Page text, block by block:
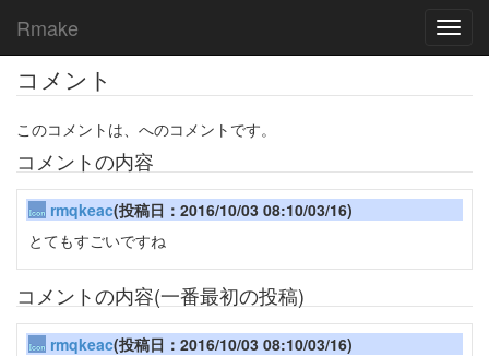
Rmake
コメント
このコメントは、へのコメントです。
コメントの内容
rmqkeac(投稿日：2016/10/03 08:10/03/16)
とてもすごいですね
コメントの内容(一番最初の投稿)
rmqkeac(投稿日：2016/10/03 08:10/03/16)